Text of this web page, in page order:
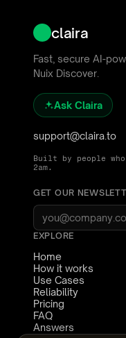
claira
Fast, secure AI-
Nuix Discover.
Ask Claira
support@claira.to
Built by people who
2am.
GET OUR
EXPLORE
Home
How it works
Use Cases
Reliability
Pricing
FAQ
Answers